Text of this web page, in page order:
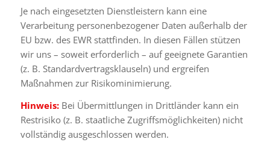
Je nach eingesetzten Dienstleistern kann eine
Verarbeitung personenbezogener Daten außerhalb der
EU bzw. des EWR stattfinden. In diesen Fällen stützen
wir uns – soweit erforderlich – auf geeignete Garantien
(z. B. Standardvertragsklauseln) und ergreifen
Maßnahmen zur Risikominimierung.
Hinweis: Bei Übermittlungen in Drittländer kann ein
Restrisiko (z. B. staatliche Zugriffsmöglichkeiten) nicht
vollständig ausgeschlossen werden.